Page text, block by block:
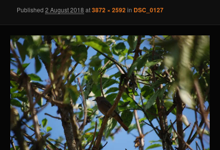
Published2 August 2018 at3872 × 2592 in DSC_0127